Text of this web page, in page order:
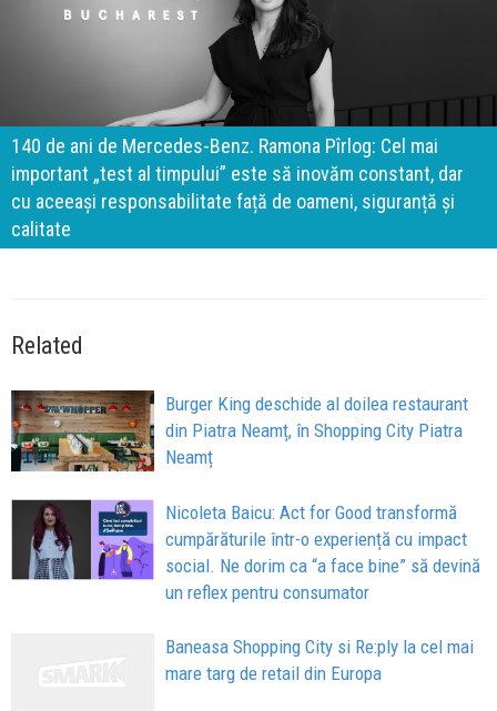
140 de ani de Mercedes-Benz. Ramona Pîrlog: Cel mai
important „test al timpului” este să inovăm constant, dar
cu aceeași responsabilitate față de oameni, siguranță și
calitate
Related
Burger King deschide al doilea restaurant
din Piatra Neamț, în Shopping City Piatra
Neamț
Nicoleta Baicu: Act for Good transformă
cumpărăturile într-o experiență cu impact
social. Ne dorim ca “a face bine” să devină
un reflex pentru consumator
Baneasa Shopping City si Re:ply la cel mai
mare targ de retail din Europa